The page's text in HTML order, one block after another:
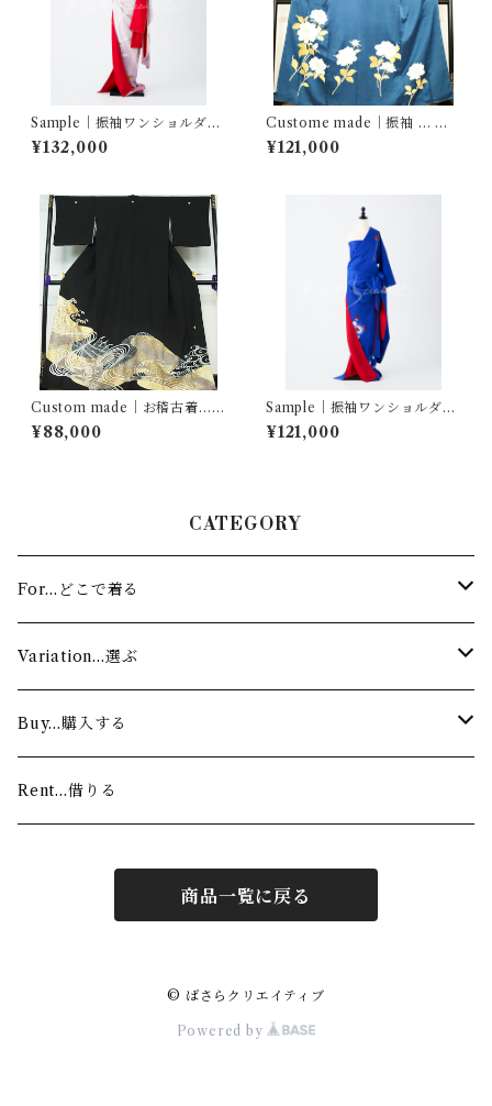
Sample｜振袖ワンショルダ
ー… 飛鶴ぼかし
¥132,000
Custome made｜振袖 … 枝
花文
¥121,000
Custom made｜お稽古着…立
波文 五七の桐
¥88,000
Sample｜振袖ワンショルダ
ー… 枝花文 蛍暈し
¥121,000
CATEGORY
For…どこで着る
Stage…舞台
Lesson…お稽古
Variation…選ぶ
Authentic…舞踊家（着物）
Modern…ダンサー（ワンショルダー）
Buy…購入する
Custom made…注文する
Rent…借りる
商品一覧に戻る
© ばさらクリエイティブ
Powered by